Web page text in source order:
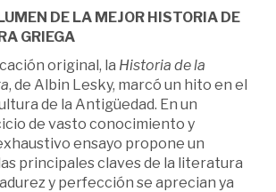
DE LA MEJOR HISTORIA DE
GRIEGA
original, la Historia de la
, de Albin Lesky, marcó un hito en el
de la Antigüedad. En un
de vasto conocimiento y
ensayo propone un
principales claves de la literatura
y perfección se aprecian ya